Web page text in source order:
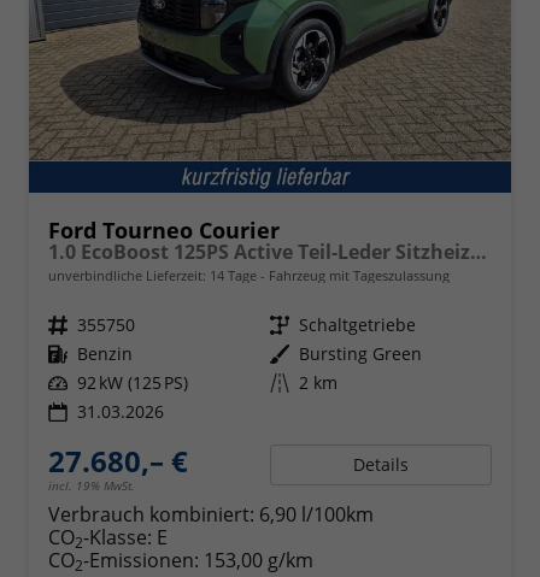
Ford Tourneo Courier
1.0 EcoBoost 125PS Active Teil-Leder Sitzheizung Lenkradheizung Klimaautomatik PDC v+h Rückf.-Kamera ACC TWA Frontscheibe beheizb. Ford-Navi SYNC4 Apple CarPlay + Android Auto
unverbindliche Lieferzeit: 14 Tage Fahrzeug mit Tageszulassung
Fahrzeugnr. 355750 Getriebe Schaltgetriebe
Kraftstoff Benzin Außenfarbe Bursting Green
Leistung 92 kW (125 PS) Kilometerstand 2 km
31.03.2026
27.680,– €
incl. 19% MwSt.
Details
Verbrauch kombiniert: 6,90 l/100km
CO2-Klasse: E
CO2-Emissionen: 153,00 g/km